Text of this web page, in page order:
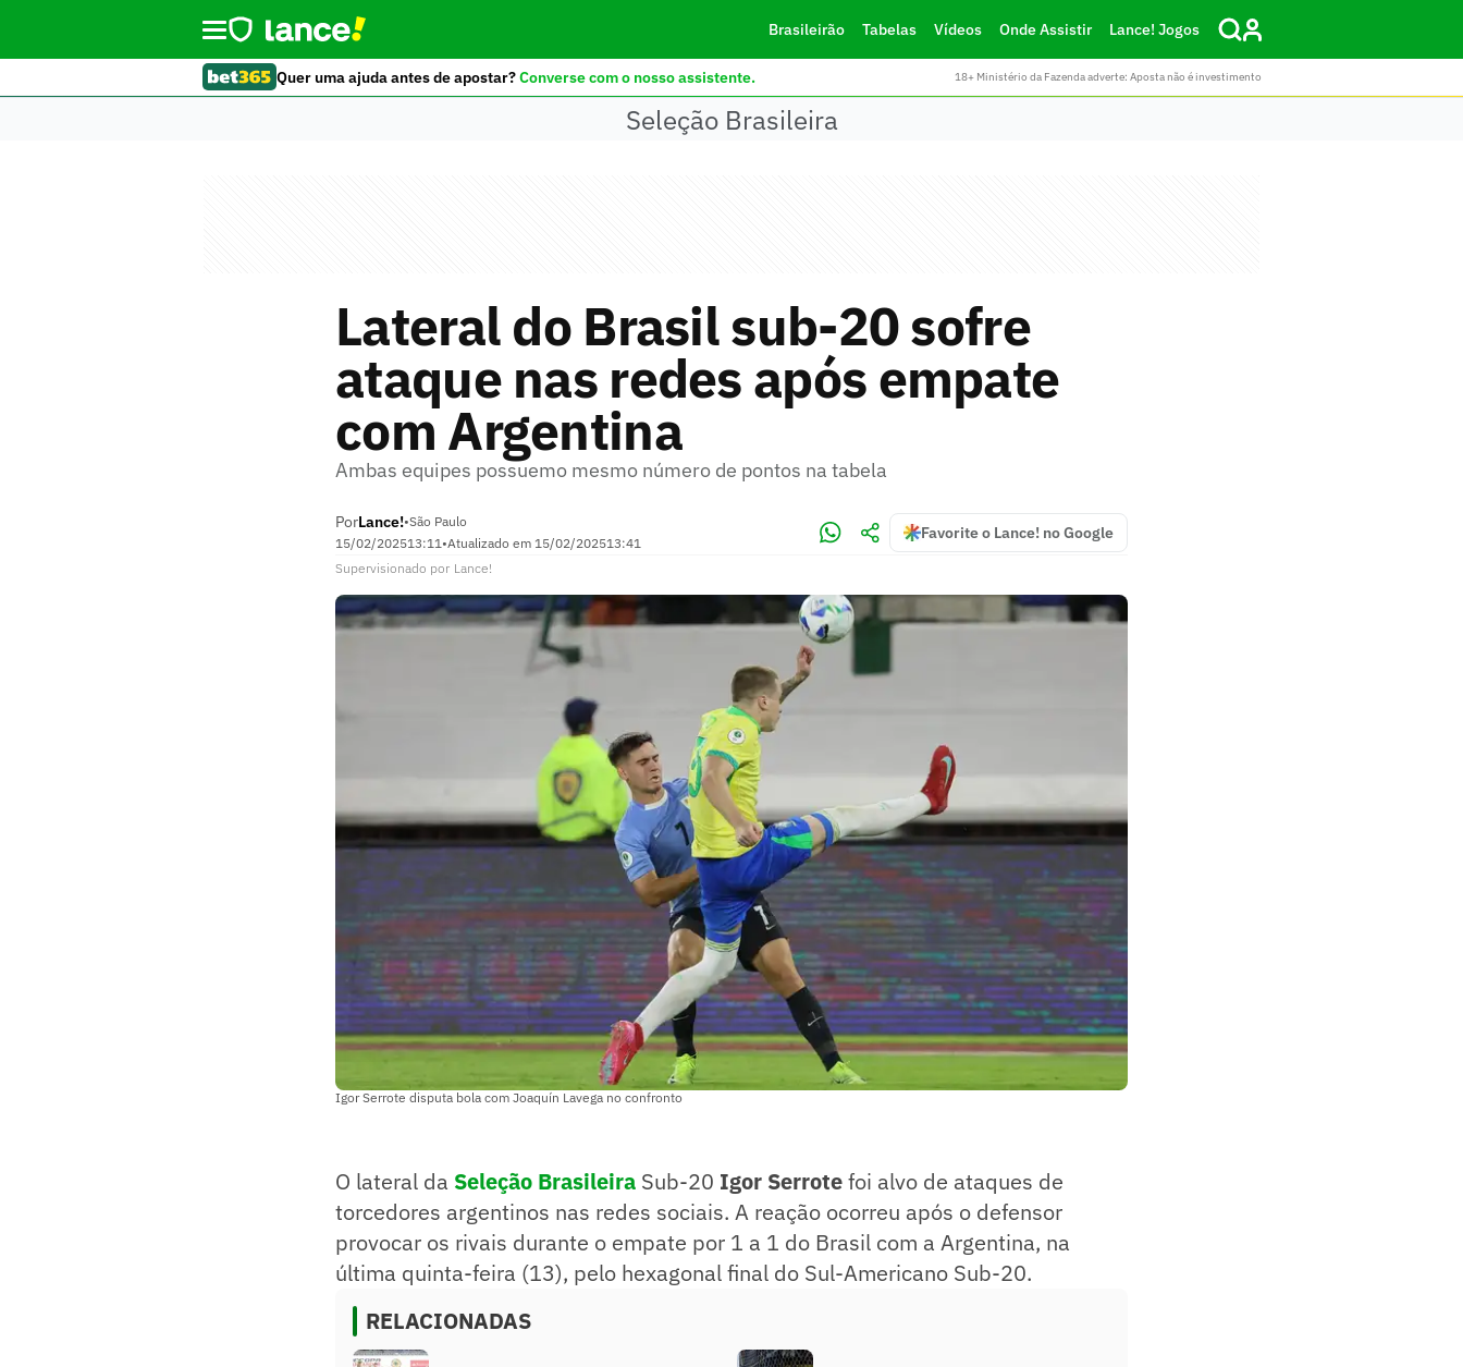
Brasileirão Tabelas Vídeos Onde Assistir Lance! Jogos
Quer uma ajuda antes de apostar?Converse com o nosso assistente. 18+ Ministério da Fazenda adverte: Aposta não é investimento
Seleção Brasileira
Lateral do Brasil sub-20 sofre
ataque nas redes após empate
com Argentina
Ambas equipes possuemo mesmo número de pontos na tabela
PorLance!•São Paulo
15/02/202513:11•Atualizado em 15/02/202513:41
Favorite o Lance! no Google
Supervisionado por Lance!
Igor Serrote disputa bola com Joaquín Lavega no confronto
O lateral da Seleção Brasileira Sub-20 Igor Serrotefoi alvo de ataques de
torcedores argentinos nas redes sociais. A reação ocorreu após o defensor
provocar os rivais durante o empate por 1 a 1 do Brasil com a Argentina, na
última quinta-feira (13), pelo hexagonal final do Sul-Americano Sub-20.
RELACIONADAS